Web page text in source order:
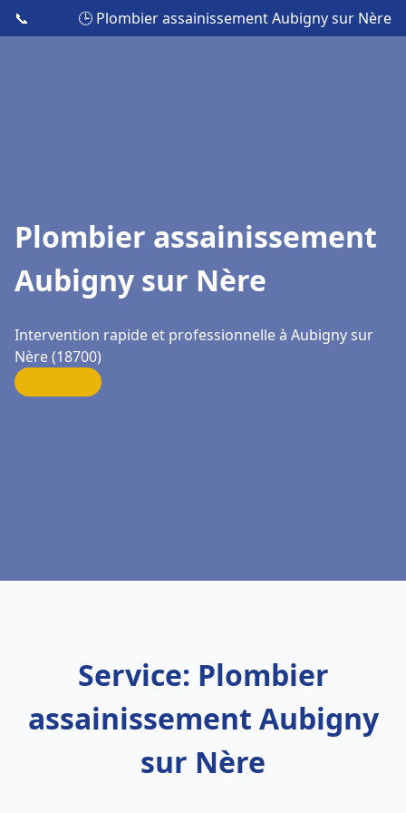
📞 🕒 Plombier assainissement Aubigny sur Nère
Plombier assainissement
Aubigny sur Nère
Intervention rapide et professionnelle à Aubigny sur
Nère (18700)
Service: Plombier
assainissement Aubigny
sur Nère